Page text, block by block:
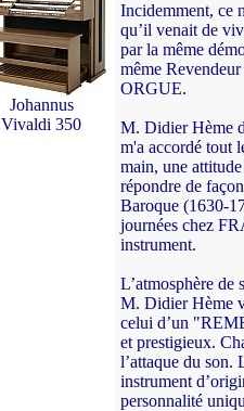
Johannus
Vivaldi 350
Incidemment, ce
qu’il venait de
par la même
même
ORGUE.
M. Didier Hème
m'a accordé tout
main, une
répondre de
Baroque (1630-
journées chez
instrument.
L’atmosphère de
M. Didier Hème
celui d’un
et prestigieux.
l’attaque du son.
instrument
personnalité